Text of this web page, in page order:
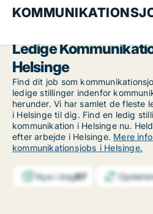
Ledige
Helsinge
Find dit job som
ledige stillinger indenfor
herunder. Vi har samlet de fleste
i Helsinge til dig. Find en ledig
kommunikation i Helsinge nu.
efter arbejde i Helsinge. Mere
kommunikationsjobs i Helsinge.
Nye i dag57